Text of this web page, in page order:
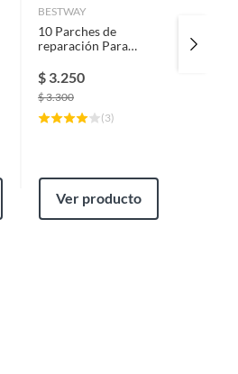
BESTWAY
10 Parches de
reparación Para
Bestway
$ 3.250
$3.300
(3)
Ver producto